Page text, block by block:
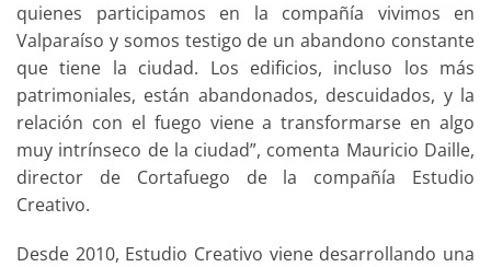
quienes participamos en la compañía vivimos en
Valparaíso y somos testigo de un abandono constante
que tiene la ciudad. Los edificios, incluso los más
patrimoniales, están abandonados, descuidados, y la
relación con el fuego viene a transformarse en algo
muy intrínseco de la ciudad”, comenta Mauricio Daille,
director de Cortafuego de la compañía Estudio
Creativo.
Desde 2010, Estudio Creativo viene desarrollando una